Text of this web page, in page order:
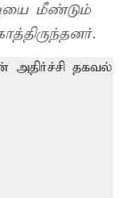
மீண்டும்